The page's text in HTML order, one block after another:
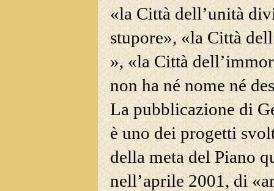
«la Città dell’unità
stupore», «la Città
», «la Città
non ha né nome né
La pubblicazione di
è uno dei progetti
della meta del Piano
nell’aprile 2001, di